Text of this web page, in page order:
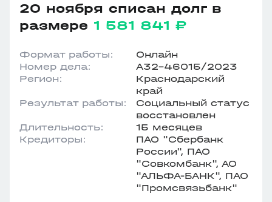
20 ноября списан долг в
размере 1 581 841 ₽
Формат работы:
Онлайн
Номер дела:
А32-46015/2023
Регион:
Краснодарский
край
Результат работы:
Социальный статус
восстановлен
Длительность:
15 месяцев
Кредиторы:
ПАО "Сбербанк
России", ПАО
"Совкомбанк", АО
"АЛЬФА-БАНК", ПАО
"Промсвязьбанк"